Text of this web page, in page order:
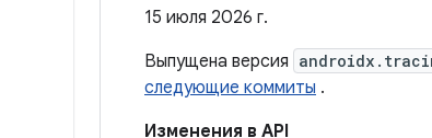
15 июля 2026 г.
Выпущена версия
следующие коммиты .
Изменения в API